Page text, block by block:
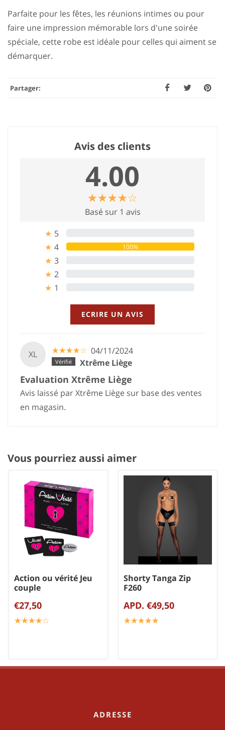
Parfaite pour les fêtes, les réunions intimes ou pour
faire une impression mémorable lors d'une soirée
spéciale, cette robe est idéale pour celles qui aiment se
démarquer.
Partager:
Avis des clients
4.00
☆☆☆☆☆
★★★★★
Basé sur 1 avis
★ 5
★ 4 100%
★ 3
★ 2
★ 1
ECRIRE UN AVIS
XL ☆☆☆☆☆
★★★★★ 04/11/2024
Xtrême Liège
Evaluation Xtrême Liège
Avis laissé par Xtrême Liège sur base des ventes
en magasin.
Vous pourriez aussi aimer
Action ou vérité Jeu
couple
€27,50
☆☆☆☆☆
★★★★★
Shorty Tanga Zip
F260
APD. €49,50
☆☆☆☆☆
★★★★★
ADRESSE